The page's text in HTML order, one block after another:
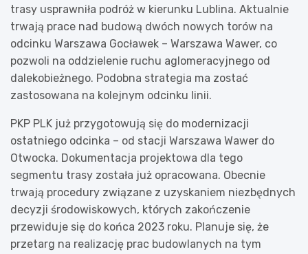
trasy usprawniła podróż w kierunku Lublina. Aktualnie
trwają prace nad budową dwóch nowych torów na
odcinku Warszawa Gocławek – Warszawa Wawer, co
pozwoli na oddzielenie ruchu aglomeracyjnego od
dalekobieżnego. Podobna strategia ma zostać
zastosowana na kolejnym odcinku linii.
PKP PLK już przygotowują się do modernizacji
ostatniego odcinka – od stacji Warszawa Wawer do
Otwocka. Dokumentacja projektowa dla tego
segmentu trasy została już opracowana. Obecnie
trwają procedury związane z uzyskaniem niezbędnych
decyzji środowiskowych, których zakończenie
przewiduje się do końca 2023 roku. Planuje się, że
przetarg na realizację prac budowlanych na tym